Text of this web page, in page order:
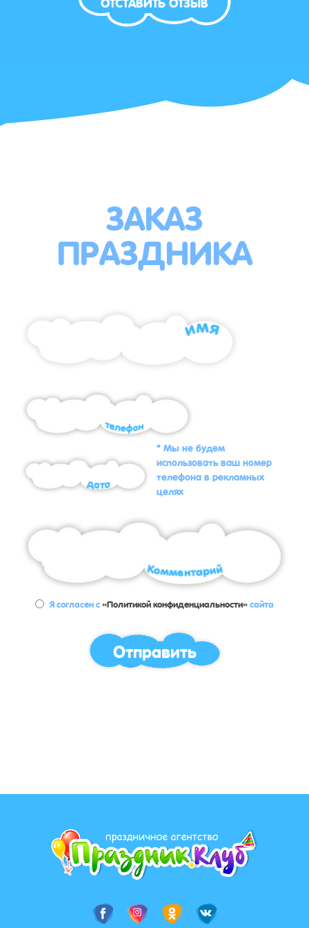
ЗАКАЗ
ПРАЗДНИКА
* Мы не будем
использовать ваш номер
телефона в рекламных
целях
Я согласен с«Политикой конфиденциальности»сайта
Отправить